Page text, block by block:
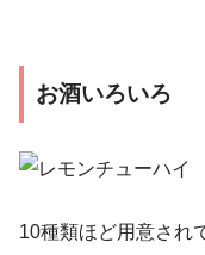
お酒いろいろ
10種類ほど用意され